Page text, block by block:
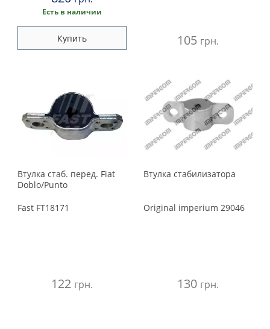
Есть в наличии
Купить 105 грн.
Втулка стаб. перед. Fiat
Doblo/Punto
Fast FT18171
122 грн.
Втулка стабилизатора
Original imperium 29046
130 грн.